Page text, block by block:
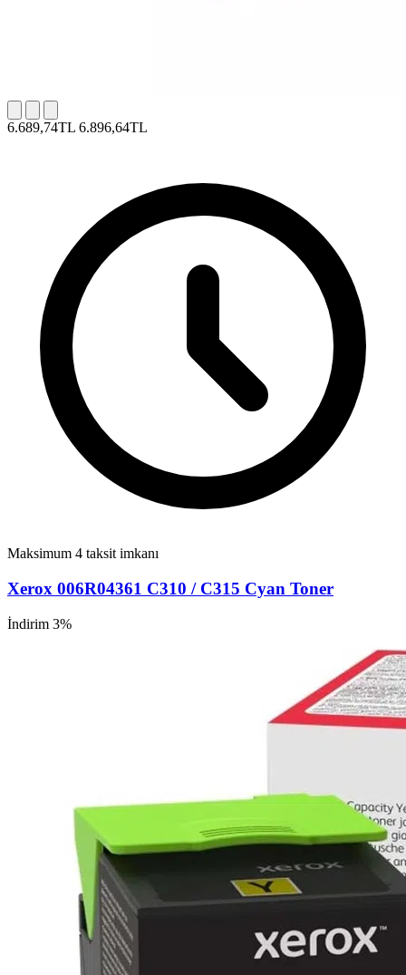
6.689,74TL 6.896,64TL
Maksimum 4 taksit imkanı
Xerox 006R04361 C310 / C315 Cyan Toner
İndirim 3%